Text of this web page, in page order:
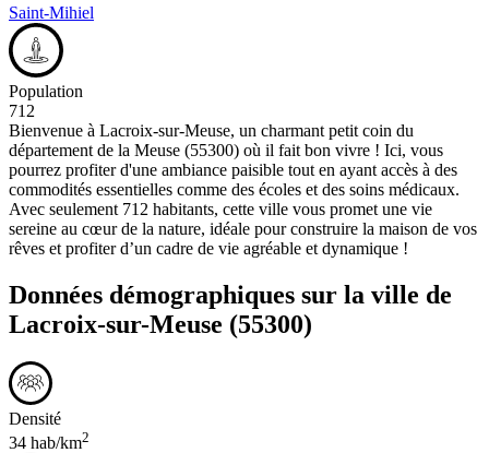
Saint-Mihiel
Population
712
Bienvenue à Lacroix-sur-Meuse, un charmant petit coin du
département de la Meuse (55300) où il fait bon vivre ! Ici, vous
pourrez profiter d'une ambiance paisible tout en ayant accès à des
commodités essentielles comme des écoles et des soins médicaux.
Avec seulement 712 habitants, cette ville vous promet une vie
sereine au cœur de la nature, idéale pour construire la maison de vos
rêves et profiter d’un cadre de vie agréable et dynamique !
Données démographiques sur la ville de
Lacroix-sur-Meuse (55300)
Densité
34 hab/km2